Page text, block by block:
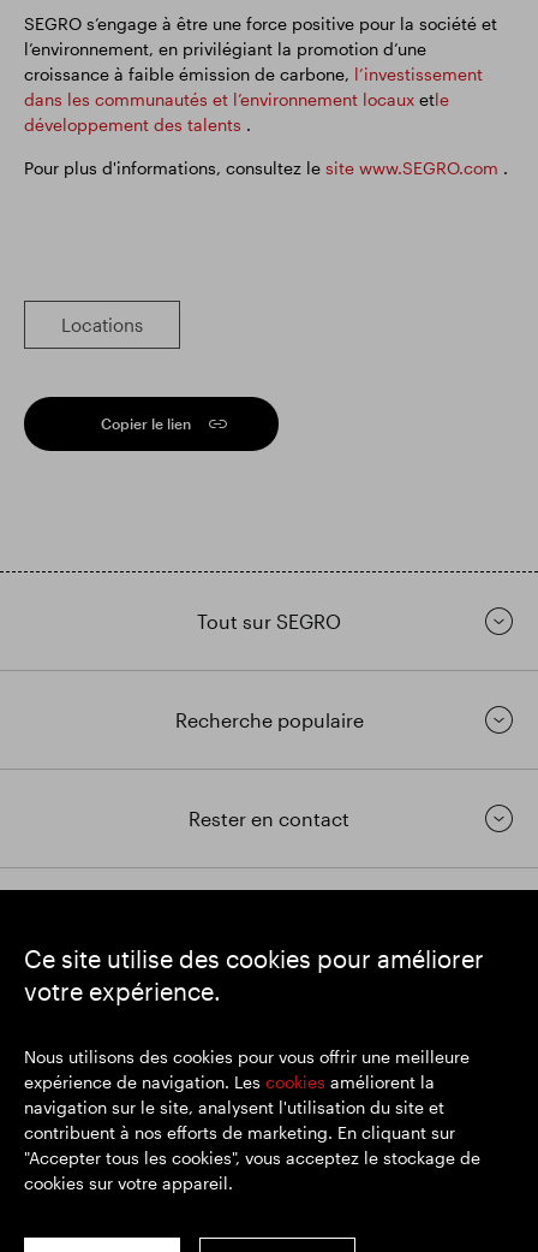
Ce site utilise des cookies pour améliorer
votre expérience.
Nous utilisons des cookies pour vous offrir une meilleure
expérience de navigation. Les cookies améliorent la
navigation sur le site, analysent l'utilisation du site et
contribuent à nos efforts de marketing. En cliquant sur
"Accepter tous les cookies", vous acceptez le stockage de
cookies sur votre appareil.
SEGRO s’engage à être une force positive pour la société et
l’environnement, en privilégiant la promotion d’une
croissance à faible émission de carbone, l’investissement
dans les communautés et l’environnement locaux etle
développement des talents .
Pour plus d'informations, consultez le site www.SEGRO.com .
Locations
Copier le lien
Tout sur SEGRO
Recherche populaire
Rester en contact
SEGRO
Siège social : 1 New Burlington Place, Londres W1S 2HR
Lieu d'immatriculation : Angleterre et Pays de Galles
© SEGRO 2022
Clause de non-responsabilité